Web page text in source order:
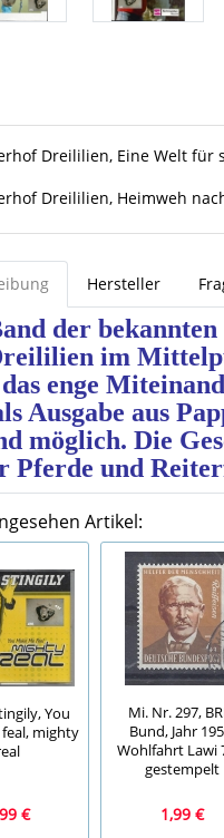
Dreililien, Eine Welt für
Dreililien, Heimweh
Hersteller
der
im
enge
Ausgabe aus
möglich. Die
Pferde und
Artikel:
You
mighty
€
Mi. Nr. 297,
Bund, Jahr
Wohlfahrt Lawi
gestempelt
1,99 €